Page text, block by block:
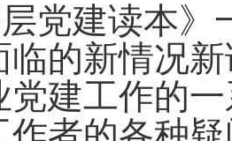
层党建读本
临的新情况
党建工作的